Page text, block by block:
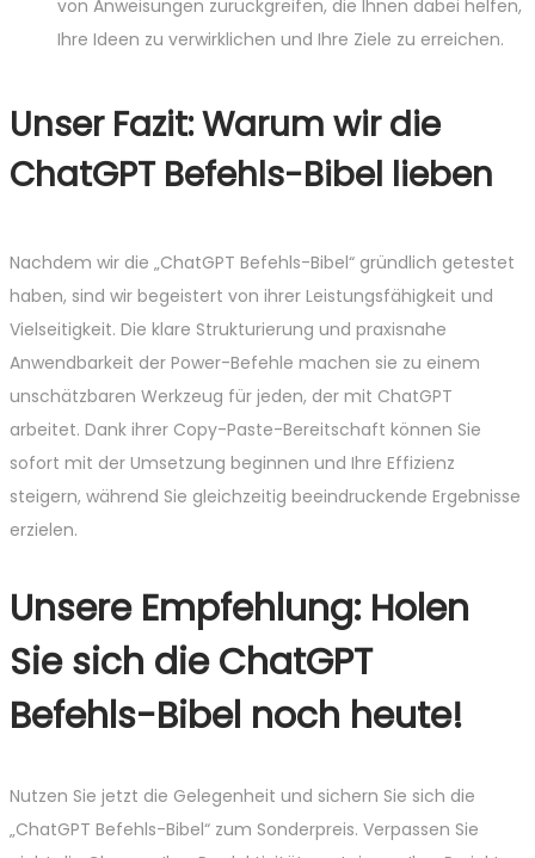
von Anweisungen zurückgreifen, die Ihnen dabei helfen,
Ihre Ideen zu verwirklichen und Ihre Ziele zu erreichen.
Unser Fazit: Warum wir die
ChatGPT Befehls-Bibel lieben
Nachdem wir die „ChatGPT Befehls-Bibel“ gründlich getestet
haben, sind wir begeistert von ihrer Leistungsfähigkeit und
Vielseitigkeit. Die klare Strukturierung und praxisnahe
Anwendbarkeit der Power-Befehle machen sie zu einem
unschätzbaren Werkzeug für jeden, der mit ChatGPT
arbeitet. Dank ihrer Copy-Paste-Bereitschaft können Sie
sofort mit der Umsetzung beginnen und Ihre Effizienz
steigern, während Sie gleichzeitig beeindruckende Ergebnisse
erzielen.
Unsere Empfehlung: Holen
Sie sich die ChatGPT
Befehls-Bibel noch heute!
Nutzen Sie jetzt die Gelegenheit und sichern Sie sich die
„ChatGPT Befehls-Bibel“ zum Sonderpreis. Verpassen Sie